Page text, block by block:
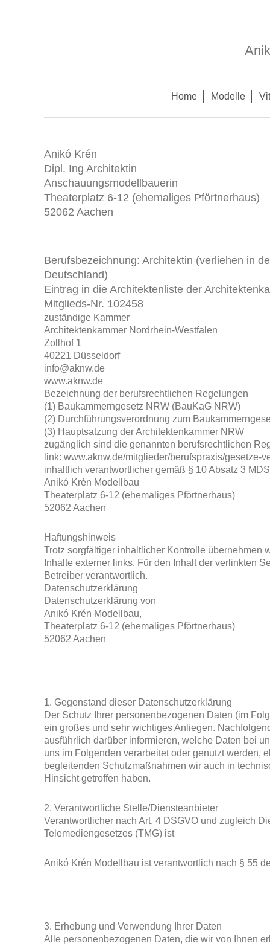
Home Modelle
Anikó Krén
Dipl. Ing Architektin
Anschauungsmodellbauerin
Theaterplatz 6-12 (ehemaliges Pförtnerhaus)
52062 Aachen
Berufsbezeichnung: Architektin (verliehen in
Deutschland)
Eintrag in die Architektenliste der
Mitglieds-Nr. 102458
zuständige Kammer
Architektenkammer Nordrhein-Westfalen
Zollhof 1
40221 Düsseldorf
info@aknw.de
www.aknw.de
Bezeichnung der berufsrechtlichen Regelungen
(1) Baukammerngesetz NRW (BauKaG NRW)
(2) Durchführungsverordnung zum
(3) Hauptsatzung der Architektenkammer NRW
zugänglich sind die genannten berufsrechtlichen
link: www.aknw.de/mitglieder/berufspraxis/gesetze-
inhaltlich verantwortlicher gemäß § 10 Absatz 3
Anikó Krén Modellbau
Theaterplatz 6-12 (ehemaliges Pförtnerhaus)
52062 Aachen
Haftungshinweis
Trotz sorgfältiger inhaltlicher Kontrolle übernehmen
Inhalte externer links. Für den Inhalt der verlinkten
Betreiber verantwortlich.
Datenschutzerklärung
Datenschutzerklärung von
Anikó Krén Modellbau,
Theaterplatz 6-12 (ehemaliges Pförtnerhaus)
52062 Aachen
1. Gegenstand dieser Datenschutzerklärung
Der Schutz Ihrer personenbezogenen Daten (im
ein großes und sehr wichtiges Anliegen.
ausführlich darüber informieren, welche Daten bei
uns im Folgenden verarbeitet oder genutzt werden,
begleitenden Schutzmaßnahmen wir auch in
Hinsicht getroffen haben.
2. Verantwortliche Stelle/Diensteanbieter
Verantwortlicher nach Art. 4 DSGVO und zugleich
Telemediengesetzes (TMG) ist
Anikó Krén Modellbau ist verantwortlich nach § 55
3. Erhebung und Verwendung Ihrer Daten
Alle personenbezogenen Daten, die wir von Ihnen